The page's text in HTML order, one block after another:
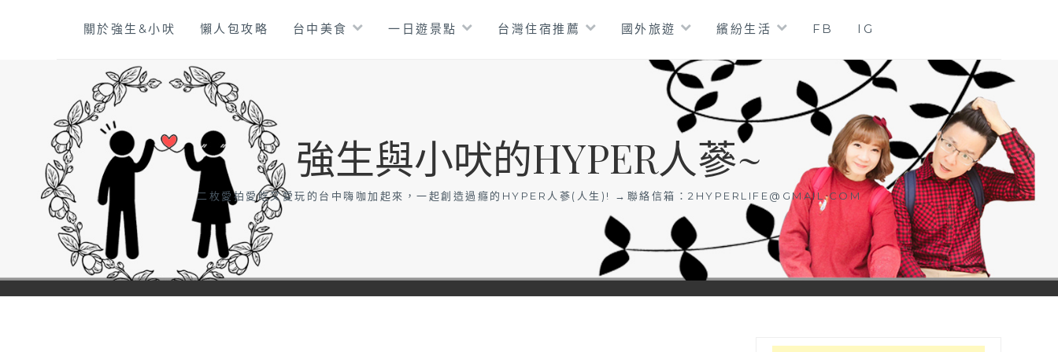
關於強生&小吠 懶人包攻略 台中美食 一日遊景點 台灣住宿推薦 國外旅遊 繽紛生活 FB IG
強生與小吠的HYPER人蔘~
二枚愛拍愛吃又愛玩的台中嗨咖加起來，一起創造過癮的HYPER人蔘(人生)! →聯絡信箱： 2HYPERLIFE@GMAIL.COM